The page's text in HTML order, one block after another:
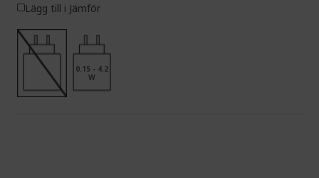
Lägg till i Jämför
0.15 - 4.2
W